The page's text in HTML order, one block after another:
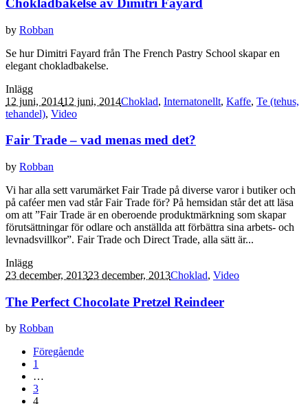
Chokladbakelse av Dimitri Fayard
by Robban
Se hur Dimitri Fayard från The French Pastry School skapar en
elegant chokladbakelse.
Inlägg
12 juni, 201412 juni, 2014Choklad, Internatonellt, Kaffe, Te (tehus,
tehandel), Video
Fair Trade – vad menas med det?
by Robban
Vi har alla sett varumärket Fair Trade på diverse varor i butiker och
på caféer men vad står Fair Trade för? På hemsidan står det att läsa
om att ”Fair Trade är en oberoende produktmärkning som skapar
förutsättningar för odlare och anställda att förbättra sina arbets- och
levnadsvillkor”. Fair Trade och Direct Trade, alla sätt är...
Inlägg
23 december, 201323 december, 2013Choklad, Video
The Perfect Chocolate Pretzel Reindeer
by Robban
Föregående
1
…
3
4